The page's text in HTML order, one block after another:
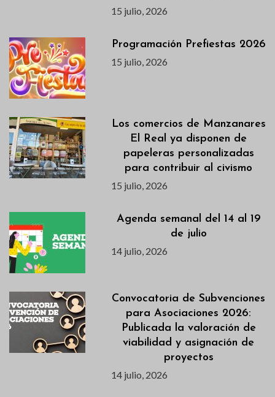
15 julio, 2026
Programación Prefiestas 2026
15 julio, 2026
Los comercios de Manzanares
El Real ya disponen de
papeleras personalizadas
para contribuir al civismo
15 julio, 2026
Agenda semanal del 14 al 19
de julio
14 julio, 2026
Convocatoria de Subvenciones
para Asociaciones 2026:
Publicada la valoración de
viabilidad y asignación de
proyectos
14 julio, 2026